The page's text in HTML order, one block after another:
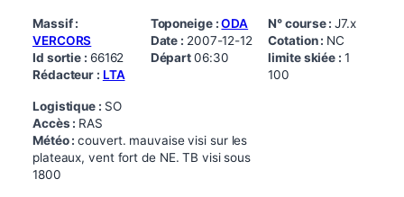
Massif :
VERCORS
Id sortie : 66162
Rédacteur : LTA
Toponeige :ODA
Date : 2007-12-12
Départ06:30
N° course :J7.x
Cotation : NC
limite skiée : 1
100
Logistique : SO
Accès : RAS
Météo :couvert. mauvaise visi sur les
plateaux, vent fort de NE. TB visi sous
1800